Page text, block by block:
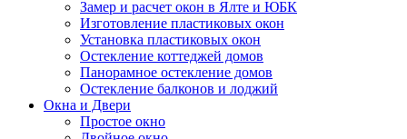
Замер и расчет окон в Ялте и ЮБК
Изготовление пластиковых окон
Установка пластиковых окон
Остекление коттеджей домов
Панорамное остекление домов
Остекление балконов и лоджий
Окна и Двери
Простое окно